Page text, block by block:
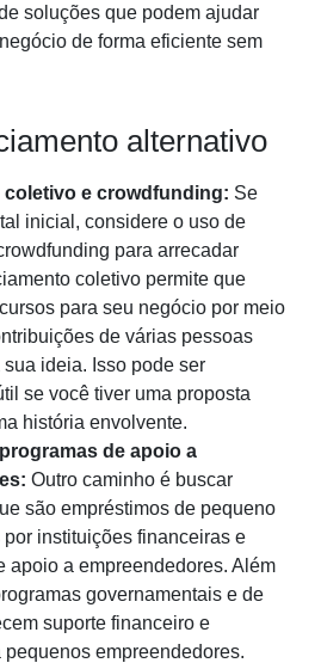
soluções que podem ajudar
de forma eficiente sem
alternativo
coletivo e crowdfunding: Se
inicial, considere o uso de
para arrecadar
coletivo permite que
para seu negócio por meio
de várias pessoas
ideia. Isso pode ser
se você tiver uma proposta
história envolvente.
de apoio a
Outro caminho é buscar
são empréstimos de pequeno
instituições financeiras e
apoio a empreendedores. Além
governamentais e de
suporte financeiro e
empreendedores.